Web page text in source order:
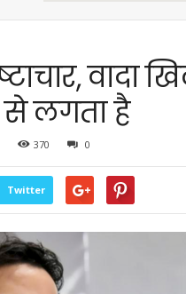
वादा
से लगता है
370 0
Twitter